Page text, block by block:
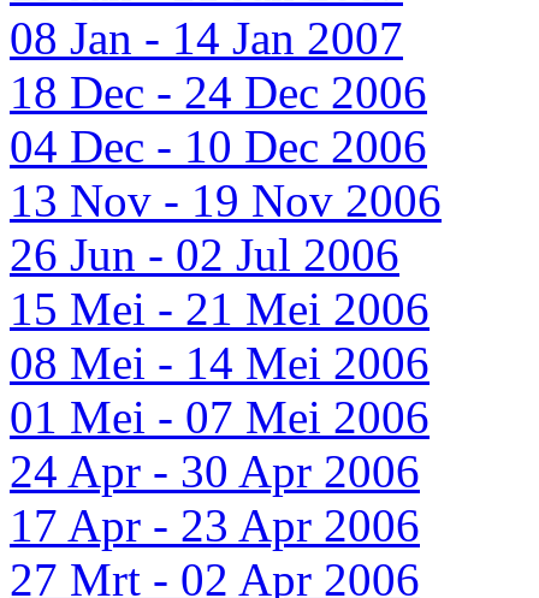
08 Jan - 14 Jan 2007
18 Dec - 24 Dec 2006
04 Dec - 10 Dec 2006
13 Nov - 19 Nov 2006
26 Jun - 02 Jul 2006
15 Mei - 21 Mei 2006
08 Mei - 14 Mei 2006
01 Mei - 07 Mei 2006
24 Apr - 30 Apr 2006
17 Apr - 23 Apr 2006
27 Mrt - 02 Apr 2006